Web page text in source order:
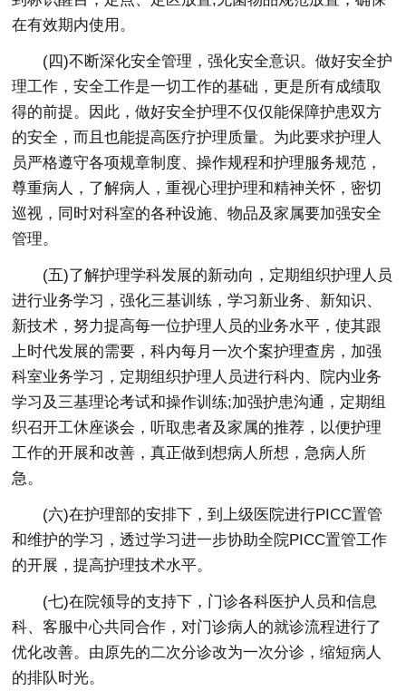
在有效期内使用。
(四)不断深化安全管理，强化安全意识。做好安全护
理工作，安全工作是一切工作的基础，更是所有成绩取
得的前提。因此，做好安全护理不仅仅能保障护患双方
的安全，而且也能提高医疗护理质量。为此要求护理人
员严格遵守各项规章制度、操作规程和护理服务规范，
尊重病人，了解病人，重视心理护理和精神关怀，密切
巡视，同时对科室的各种设施、物品及家属要加强安全
管理。
(五)了解护理学科发展的新动向，定期组织护理人员
进行业务学习，强化三基训练，学习新业务、新知识、
新技术，努力提高每一位护理人员的业务水平，使其跟
上时代发展的需要，科内每月一次个案护理查房，加强
科室业务学习，定期组织护理人员进行科内、院内业务
学习及三基理论考试和操作训练;加强护患沟通，定期组
织召开工休座谈会，听取患者及家属的推荐，以便护理
工作的开展和改善，真正做到想病人所想，急病人所
急。
(六)在护理部的安排下，到上级医院进行PICC置管
和维护的学习，透过学习进一步协助全院PICC置管工作
的开展，提高护理技术水平。
(七)在院领导的支持下，门诊各科医护人员和信息
科、客服中心共同合作，对门诊病人的就诊流程进行了
优化改善。由原先的二次分诊改为一次分诊，缩短病人
的排队时光。